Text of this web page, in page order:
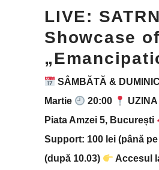
LIVE: SATRN
Showcase
SÂMBĂTĂ &
Martie
20:00
Piata Amzei 5, București
Support: 100 lei (până pe
(după 10.03)
Accesul